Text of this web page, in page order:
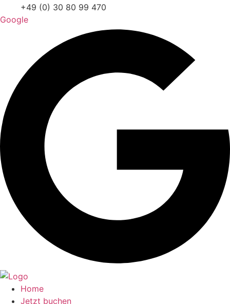
+49 (0) 30 80 99 470
Google
Home
Jetzt buchen